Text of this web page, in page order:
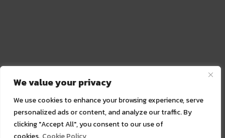
We value your privacy
We use cookies to enhance your browsing experience, serve
personalized ads or content, and analyze our traffic. By
clicking "Accept All", you consent to our use of